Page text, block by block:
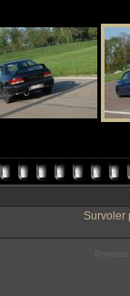
Survoler